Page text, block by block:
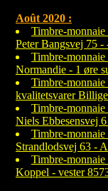
Août 2020 :
Timbre-
Peter Bangsvej 75
Timbre-monnaie
Normandie - 1 øre
Timbre-
kvalitetsvarer
Timbre-
Niels Ebbesensvej
Timbre-
Strandlodsvej 63 -
Timbre-monnaie
Koppel - vester